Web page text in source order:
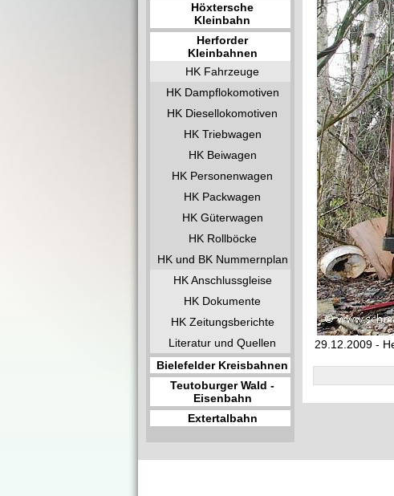
Höxtersche
Kleinbahn
Herforder
Kleinbahnen
HK Fahrzeuge
HK Dampflokomotiven
HK Diesellokomotiven
HK Triebwagen
HK Beiwagen
HK Personenwagen
HK Packwagen
HK Güterwagen
HK Rollböcke
HK und BK Nummernplan
HK Anschlussgleise
HK Dokumente
HK Zeitungsberichte
Literatur und Quellen
Bielefelder Kreisbahnen
Teutoburger Wald -
Eisenbahn
Extertalbahn
29.12.2009 -